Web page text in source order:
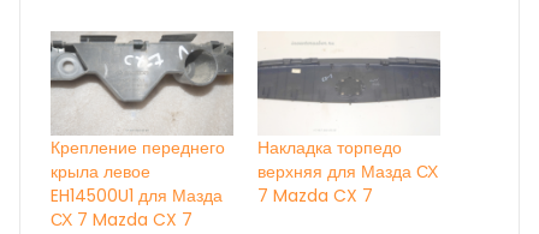
Крепление переднего
крыла левое
EH14500U1 для Мазда
СХ 7 Mazda CX 7
Накладка торпедо
верхняя для Мазда СХ
7 Mazda CX 7